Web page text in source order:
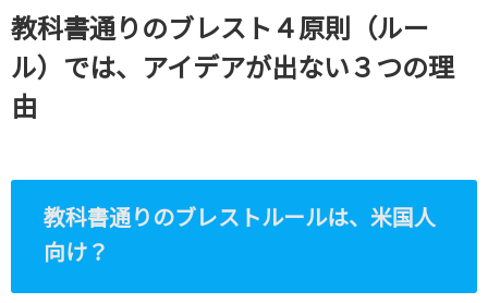
array key
/home/xs8
72901/kaik
/public_htm
l/wp-
content/plu
教科書通りのブレスト４原則（ルー
ル）では、アイデアが出ない３つの理
由
教科書通りのブレストルールは、米国人
向け？